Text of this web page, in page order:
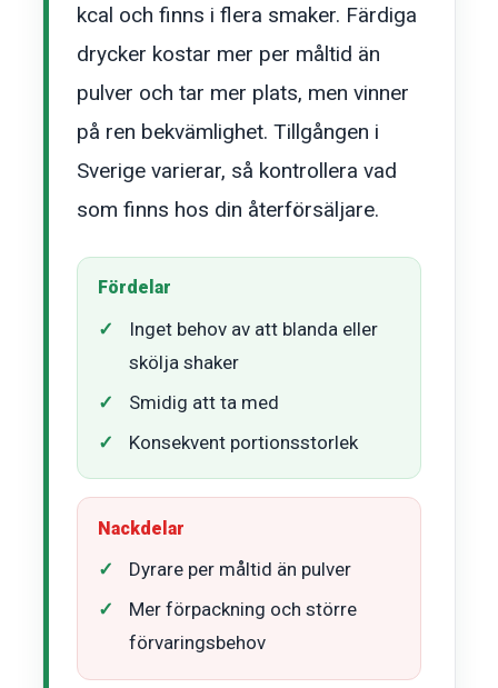
kcal och finns i flera smaker. Färdiga
drycker kostar mer per måltid än
pulver och tar mer plats, men vinner
på ren bekvämlighet. Tillgången i
Sverige varierar, så kontrollera vad
som finns hos din återförsäljare.
Fördelar
Inget behov av att blanda eller
skölja shaker
Smidig att ta med
Konsekvent portionsstorlek
Nackdelar
Dyrare per måltid än pulver
Mer förpackning och större
förvaringsbehov